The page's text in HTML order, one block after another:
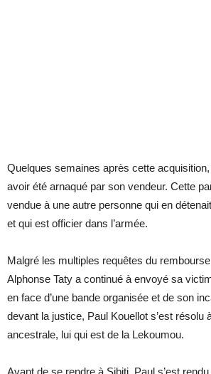
Quelques semaines après cette
avoir été arnaqué par son vendeur. Cette
vendue à une autre personne qui en
et qui est officier dans l’armée.
Malgré les multiples requêtes du
Alphonse Taty a continué à envoyé sa
en face d’une bande organisée et de son
devant la justice, Paul Kouellot s’est résolu
ancestrale, lui qui est de la Lekoumou.